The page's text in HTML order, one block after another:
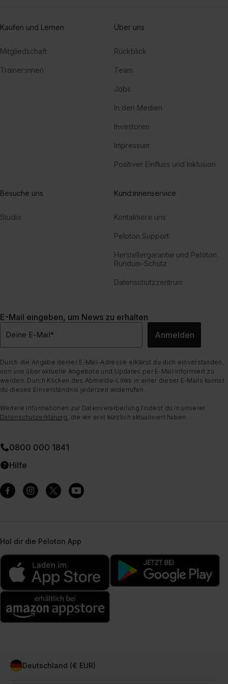
Kaufen und Lernen
Mitgliedschaft
Trainer:innen
Über uns
Rückblick
Team
Jobs
In den Medien
Investoren
Impressum
Positiver Einfluss und Inklusion
Besuche uns
Studio
Kund:innenservice
Kontaktiere uns
Peloton Support
Herstellergarantie und Peloton
Rundum-Schutz
Datenschutzzentrum
E-Mail eingeben, um News zu erhalten
Deine E-Mail* Anmelden
Durch die Angabe deiner E-Mail-Adresse erklärst du dich einverstanden,
von uns über aktuelle Angebote und Updates per E-Mail informiert zu
werden. Durch Klicken des Abmelde-Links in einer dieser E-Mails kannst
du dieses Einverständnis jederzeit widerrufen.
Weitere Informationen zur Datenverarbeitung findest du in unserer
Datenschutzerklärung , die wir erst kürzlich aktualisiert haben.
0800 000 1841
Hilfe
Hol dir die Peloton App
Deutschland (€ EUR)